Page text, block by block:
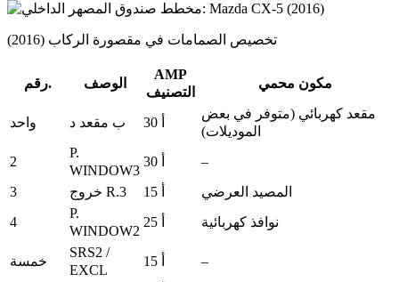
تخصيص الصمامات في مقصورة الركاب (2016)
رقم. الوصف
AMP
التصنيف
مكون محمي
واحد ب مقعد د
مقعد كهربائي (متوفر في بعض
الموديلات)
2
P.
WINDOW3
–
3
خروج R.3
المصيد العرضي
4
P.
WINDOW2
نوافذ كهربائية
خمسة
SRS2 /
EXCL
–